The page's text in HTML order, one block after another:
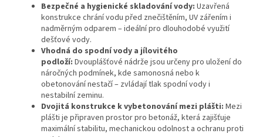
Bezpečné a hygienické skladování vody: Uzavřená
konstrukce chrání vodu před znečištěním, UV zářením i
nadměrným odparem – ideální pro dlouhodobé využití
dešťové vody.
Vhodná do spodní vody a jílovitého
podloží: Dvouplášťové nádrže jsou určeny pro uložení do
náročných podmínek, kde samonosná nebo k
obetonování nestačí – zvládají tlak spodní vody i
nestabilní zeminu.
Dvojitá konstrukce k vybetonování mezi plášti: Mezi
plášti je připraven prostor pro betonáž, která zajišťuje
maximální stabilitu, mechanickou odolnost a ochranu proti